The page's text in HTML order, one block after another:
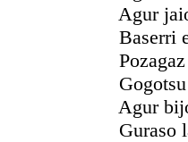
Agur
Baserri
Pozagaz
Gogotsu
Agur
Guraso